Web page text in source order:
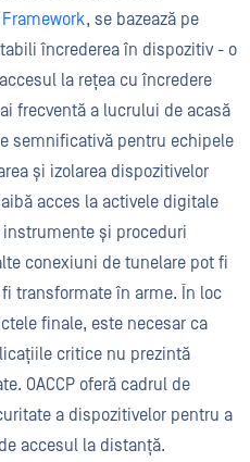
Framework, se bazează pe
încrederea în dispozitiv - o
la rețea cu încredere
frecventă a lucrului de acasă
semnificativă pentru echipele
și izolarea dispozitivelor
acces la activele digitale
și proceduri
conexiuni de tunelare pot fi
transformate în arme. În loc
finale, este necesar ca
critice nu prezintă
OACCP oferă cadrul de
a dispozitivelor pentru a
accesul la distanță.